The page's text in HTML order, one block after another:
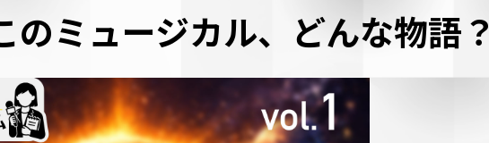
のミュージカル、どんな物語？